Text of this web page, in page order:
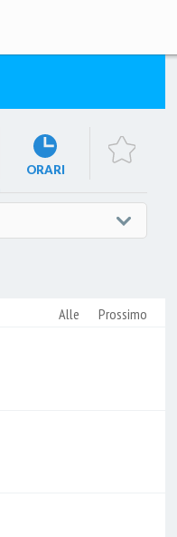
ORARI
Alle
Prossimo